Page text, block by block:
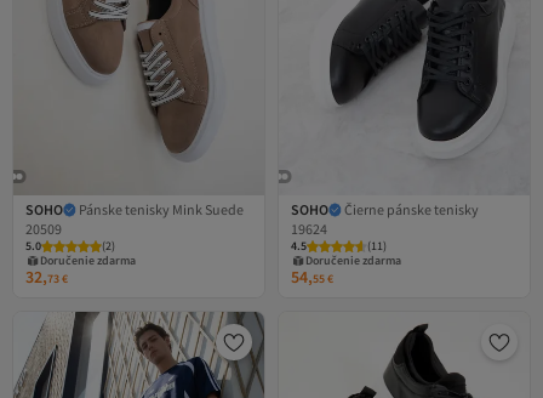
SOHO
Pánske tenisky Mink Suede
20509
5.0 (2)
Doručenie zdarma
32,73€
SOHO
Čierne pánske tenisky
19624
4.5 (11)
Doručenie zdarma
54,55€